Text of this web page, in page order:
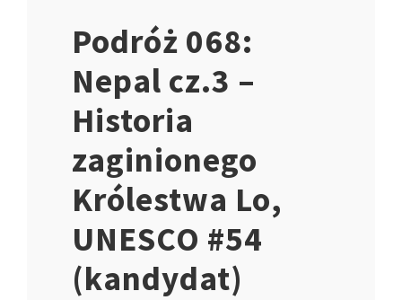
Podróż 068:
Nepal cz.3 –
Historia
zaginionego
Królestwa Lo,
UNESCO #54
(kandydat)